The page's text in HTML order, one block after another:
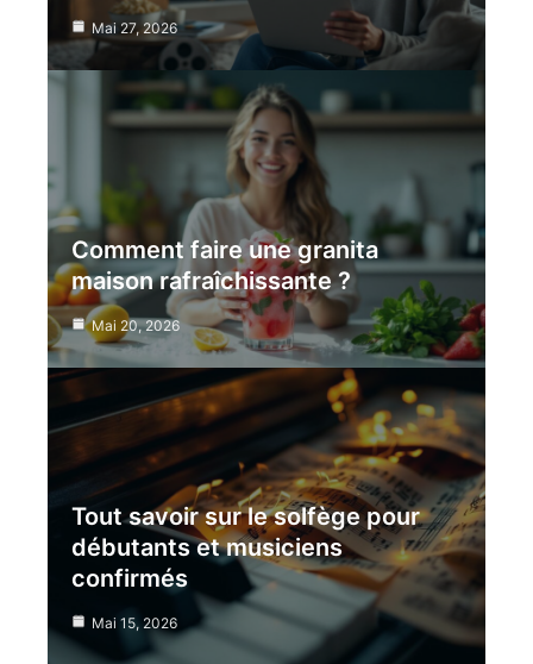
Mai 27, 2026
Comment faire une granita
maison rafraîchissante ?
Mai 20, 2026
Tout savoir sur le solfège pour
débutants et musiciens
confirmés
Mai 15, 2026